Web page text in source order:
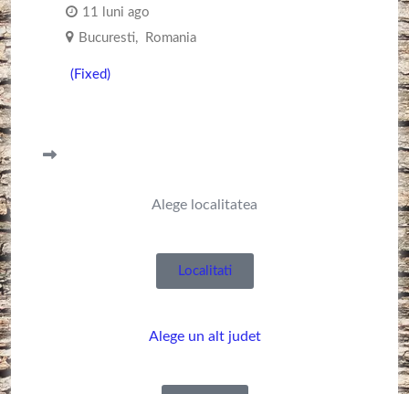
11 luni ago
Bucuresti, Romania
(Fixed)
Alege localitatea
Localitati
Alege un alt judet